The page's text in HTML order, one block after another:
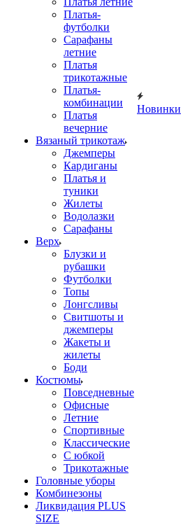
Платья-
футболки
Сарафаны
летние
Платья
трикотажные
Платья-
комбинации
Платья
вечерние
Вязаный трикотаж
Джемперы
Кардиганы
Платья и
туники
Жилеты
Водолазки
Сарафаны
Верх
Блузки и
рубашки
Футболки
Топы
Лонгсливы
Свитшоты и
джемперы
Жакеты и
жилеты
Боди
Костюмы
Повседневные
Офисные
Летние
Спортивные
Классические
С юбкой
Трикотажные
Головные уборы
Комбинезоны
Ликвидация PLUS
SIZE
Новинки